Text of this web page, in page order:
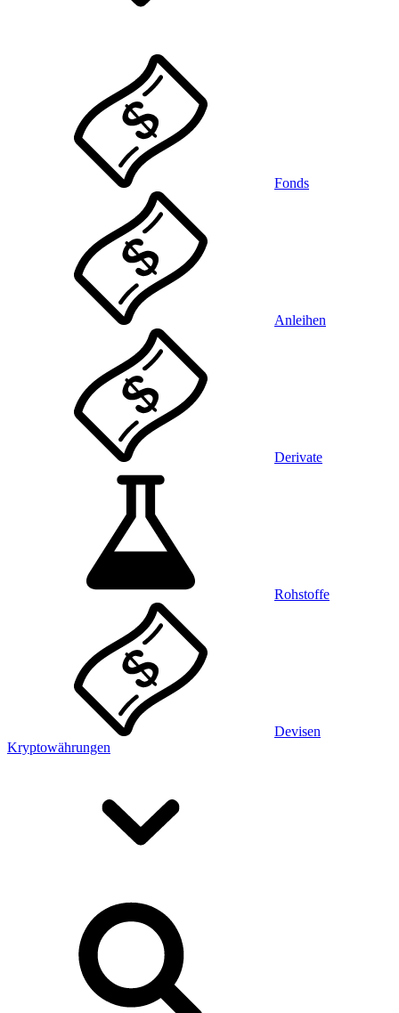
Fonds
Anleihen
Derivate
Rohstoffe
Devisen
Kryptowährungen